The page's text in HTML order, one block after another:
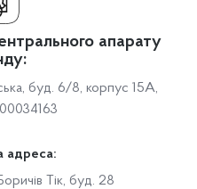
апарату
буд. 6/8, корпус 15А,
адреса:
Тік, буд. 28